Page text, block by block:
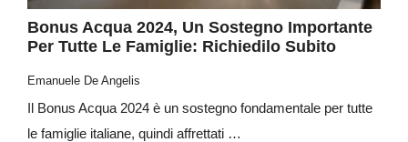
Bonus Acqua 2024, Un Sostegno Importante
Per Tutte Le Famiglie: Richiedilo Subito
Emanuele De Angelis
Il Bonus Acqua 2024 è un sostegno fondamentale per tutte
le famiglie italiane, quindi affrettati …